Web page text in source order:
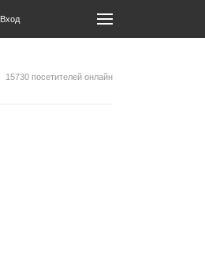
Вход
15730 посетителей онлайн